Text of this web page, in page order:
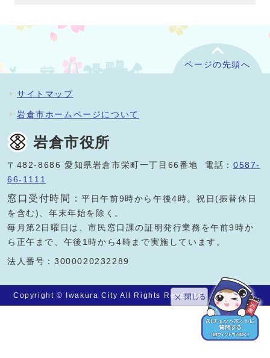
閉じる
ページの先頭へ
サイトマップ
岩倉市ホームページについて
岩倉市役所
〒482-8686 愛知県岩倉市栄町一丁目66番地 電話：0587-
66-1111
窓口受付時間：平日午前9時から午後4時。祝日(振替休日
を含む)、年末年始を除く。
毎月第2日曜日は、市民窓口課の証明発行業務を午前9時か
ら正午まで、午後1時から4時まで実施しています。
法人番号：3000020232289
Copyright © Iwakura City All Rights Reserved.